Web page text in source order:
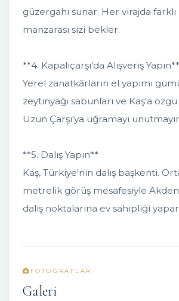
güzergahı sunar. Her virajda
manzarası sizi bekler.
**4. Kapalıçarşı'da Alışveriş Yapın**
Yerel zanatkârların el yapımı
zeytinyağı sabunları ve Kaş'a
Uzun Çarşı'ya uğramayı
**5. Dalış Yapın**
Kaş, Türkiye'nin dalış başkenti.
metrelik görüş mesafesiyle
dalış noktalarına ev sahipliği
FOTOĞRAFLAR
Galeri